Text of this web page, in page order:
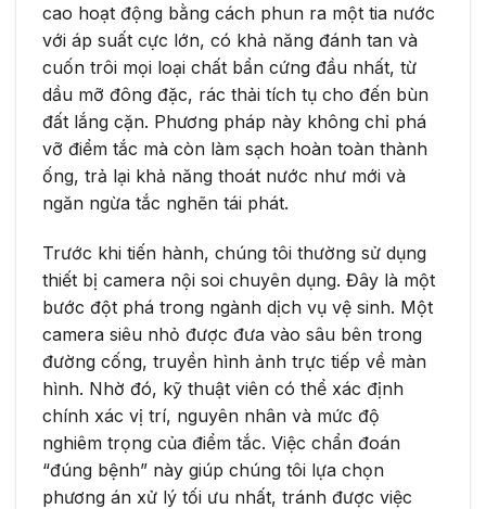
cao hoạt động bằng cách phun ra một tia nước
với áp suất cực lớn, có khả năng đánh tan và
cuốn trôi mọi loại chất bẩn cứng đầu nhất, từ
dầu mỡ đông đặc, rác thải tích tụ cho đến bùn
đất lắng cặn. Phương pháp này không chỉ phá
vỡ điểm tắc mà còn làm sạch hoàn toàn thành
ống, trả lại khả năng thoát nước như mới và
ngăn ngừa tắc nghẽn tái phát.
Trước khi tiến hành, chúng tôi thường sử dụng
thiết bị camera nội soi chuyên dụng. Đây là một
bước đột phá trong ngành dịch vụ vệ sinh. Một
camera siêu nhỏ được đưa vào sâu bên trong
đường cống, truyền hình ảnh trực tiếp về màn
hình. Nhờ đó, kỹ thuật viên có thể xác định
chính xác vị trí, nguyên nhân và mức độ
nghiêm trọng của điểm tắc. Việc chẩn đoán
“đúng bệnh” này giúp chúng tôi lựa chọn
phương án xử lý tối ưu nhất, tránh được việc